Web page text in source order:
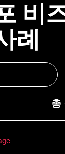
비
례
총